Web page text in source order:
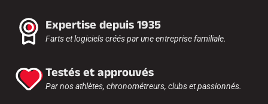
Expertise depuis 1935
Farts et logiciels créés par une entreprise familiale.
Testés et approuvés
Par nos athlètes, chronométreurs, clubs et passionnés.